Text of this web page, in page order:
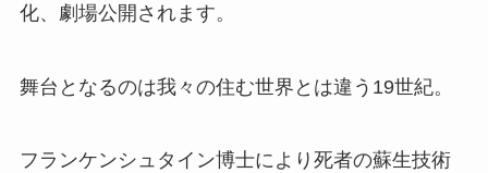
化、劇場公開されます。
舞台となるのは我々の住む世界とは違う19世紀。
フランケンシュタイン博士により死者の蘇生技術